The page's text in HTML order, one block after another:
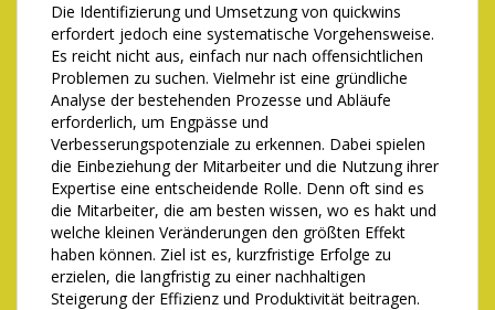
Die Identifizierung und Umsetzung von quickwins
erfordert jedoch eine systematische Vorgehensweise.
Es reicht nicht aus, einfach nur nach offensichtlichen
Problemen zu suchen. Vielmehr ist eine gründliche
Analyse der bestehenden Prozesse und Abläufe
erforderlich, um Engpässe und
Verbesserungspotenziale zu erkennen. Dabei spielen
die Einbeziehung der Mitarbeiter und die Nutzung ihrer
Expertise eine entscheidende Rolle. Denn oft sind es
die Mitarbeiter, die am besten wissen, wo es hakt und
welche kleinen Veränderungen den größten Effekt
haben können. Ziel ist es, kurzfristige Erfolge zu
erzielen, die langfristig zu einer nachhaltigen
Steigerung der Effizienz und Produktivität beitragen.